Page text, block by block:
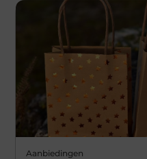
Aanbiedingen